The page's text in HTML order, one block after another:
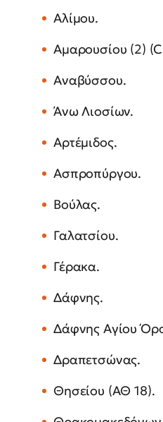
Αλίμου.
Αμαρουσίου (2)
Αναβύσσου.
Άνω Λιοσίων.
Αρτέμιδος.
Ασπροπύργου.
Βούλας.
Γαλατσίου.
Γέρακα.
Δάφνης.
Δάφνης Αγίου
Δραπετσώνας.
Θησείου (ΑΘ 18).